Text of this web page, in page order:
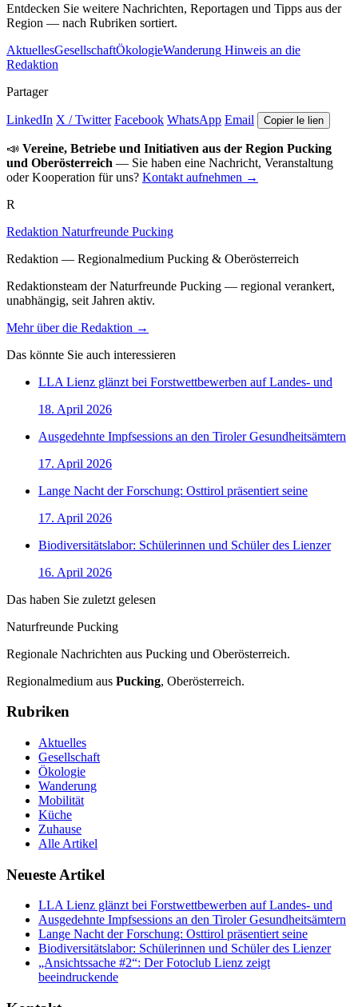
Entdecken Sie weitere Nachrichten, Reportagen und Tipps aus der
Region — nach Rubriken sortiert.
AktuellesGesellschaftÖkologieWanderung Hinweis an die
Redaktion
Partager
LinkedIn X / Twitter Facebook WhatsApp Email Copier le lien
📣 Vereine, Betriebe und Initiativen aus der Region Pucking
und Oberösterreich — Sie haben eine Nachricht, Veranstaltung
oder Kooperation für uns? Kontakt aufnehmen →
R
Redaktion Naturfreunde Pucking
Redaktion — Regionalmedium Pucking & Oberösterreich
Redaktionsteam der Naturfreunde Pucking — regional verankert,
unabhängig, seit Jahren aktiv.
Mehr über die Redaktion →
Das könnte Sie auch interessieren
LLA Lienz glänzt bei Forstwettbewerben auf Landes- und
18. April 2026
Ausgedehnte Impfsessions an den Tiroler Gesundheitsämtern
17. April 2026
Lange Nacht der Forschung: Osttirol präsentiert seine
17. April 2026
Biodiversitätslabor: Schülerinnen und Schüler des Lienzer
16. April 2026
Das haben Sie zuletzt gelesen
Naturfreunde Pucking
Regionale Nachrichten aus Pucking und Oberösterreich.
Regionalmedium aus Pucking, Oberösterreich.
Rubriken
Aktuelles
Gesellschaft
Ökologie
Wanderung
Mobilität
Küche
Zuhause
Alle Artikel
Neueste Artikel
LLA Lienz glänzt bei Forstwettbewerben auf Landes- und
Ausgedehnte Impfsessions an den Tiroler Gesundheitsämtern
Lange Nacht der Forschung: Osttirol präsentiert seine
Biodiversitätslabor: Schülerinnen und Schüler des Lienzer
„Ansichtssache #2“: Der Fotoclub Lienz zeigt
beeindruckende